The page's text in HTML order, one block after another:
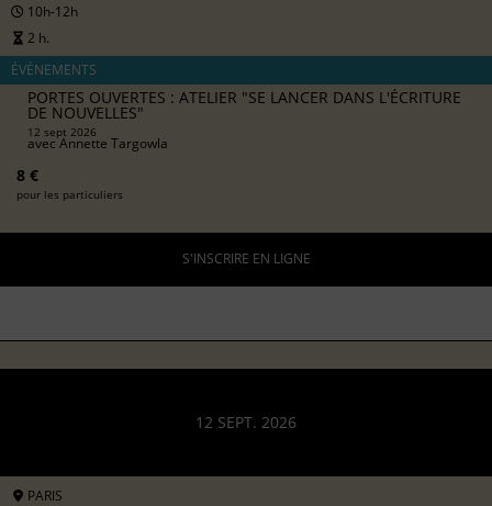
10h-12h
2 h.
ÉVÉNEMENTS
PORTES OUVERTES : ATELIER "SE LANCER DANS L'ÉCRITURE
DE NOUVELLES"
12 sept 2026
avecAnnette Targowla
8 €
pour les particuliers
S'INSCRIRE EN LIGNE
12 SEPT. 2026
PARIS